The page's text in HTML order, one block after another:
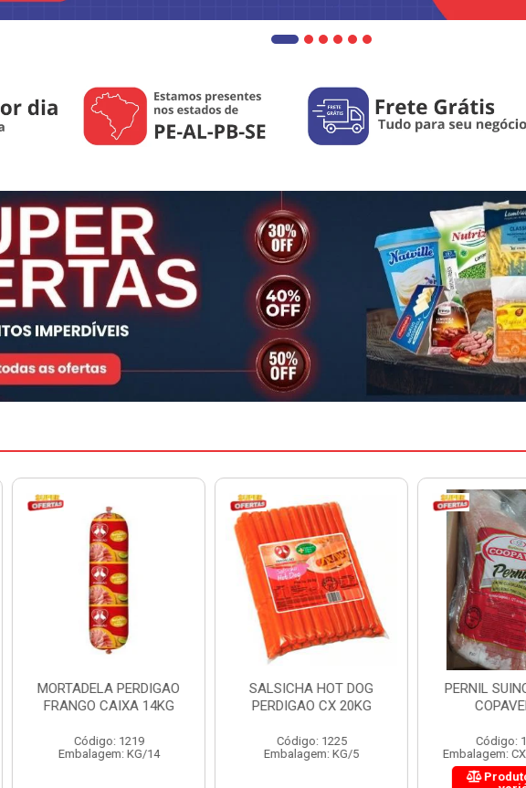
SALSICHA HOT DOG
PERDIGAO CX 20KG
Código: 1225
Embalagem: KG/5
PERNIL SUINO C/OSSO
COPAVEL KG
Código: 12301
Embalagem: CX/± 19,56 KG
PERDIGAO